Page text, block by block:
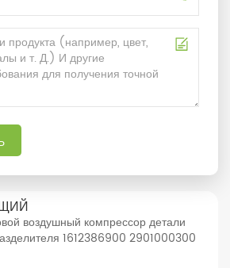
воздушный компрессор детали
1612386900 2901000300